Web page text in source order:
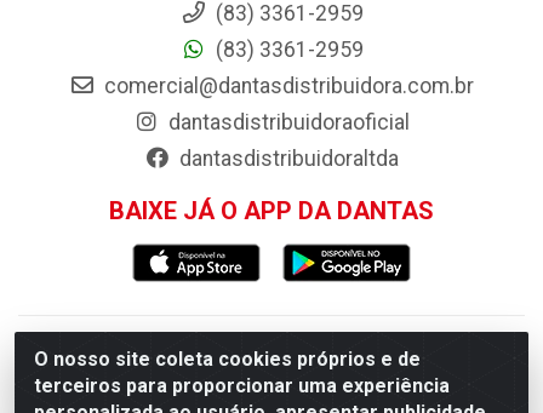
O nosso site coleta cookies próprios e de
terceiros para proporcionar uma experiência
(83) 3361-2959
(83) 3361-2959
comercial@dantasdistribuidora.com.br
dantasdistribuidoraoficial
dantasdistribuidoraltda
BAIXE JÁ O APP DA DANTAS
Dantas Distribuidora - Rua Sebastião Araújo, 404 -
Centro, Esperança/PB - CEP 58.135-000 - CNPJ